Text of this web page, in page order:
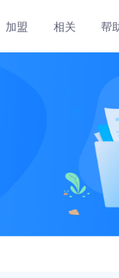
加盟 相关 帮